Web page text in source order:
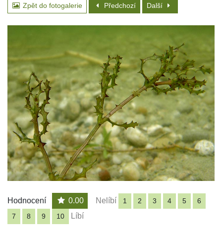
Zpět do fotogalerie Předchozí Další
Hodnocení 0.00 Nelíbí 1 2 3 4 5
6
7
8 9 10 Líbí